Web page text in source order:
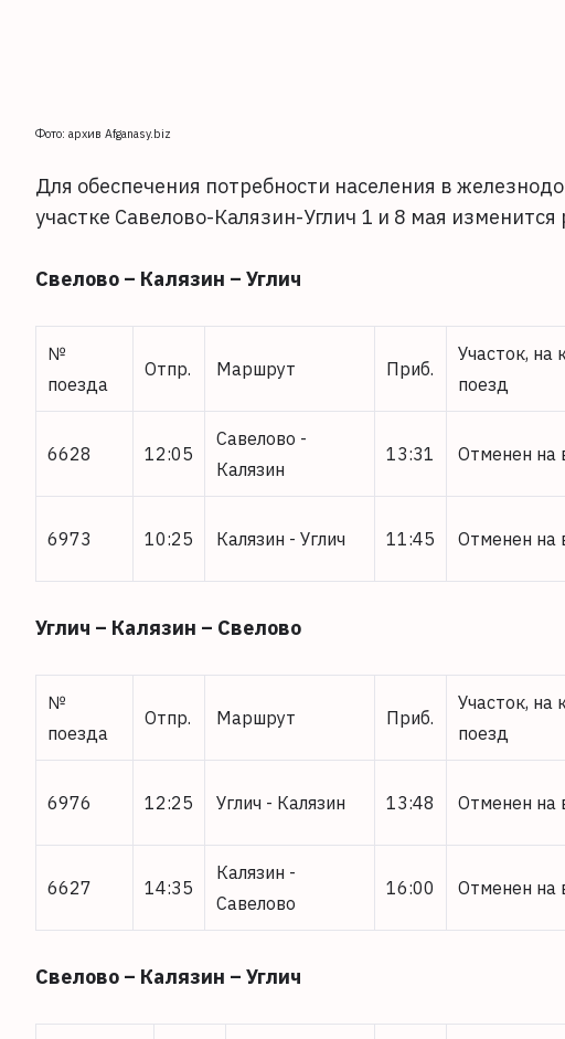
Фото: архив Afganasy.biz
Для обеспечения потребности населения в
участке Савелово-Калязин-Углич 1 и 8 мая
Свелово – Калязин – Углич
№
поезда
Отпр. Маршрут Приб.
Участок, на
поезд
6628 12:05
Савелово -
Калязин
13:31 Отменен на
6973 10:25 Калязин - Углич 11:45 Отменен на
Углич – Калязин – Свелово
№
поезда
Отпр. Маршрут Приб.
Участок, на
поезд
6976 12:25 Углич - Калязин 13:48 Отменен на
6627 14:35
Калязин -
Савелово
16:00 Отменен на
Свелово – Калязин – Углич